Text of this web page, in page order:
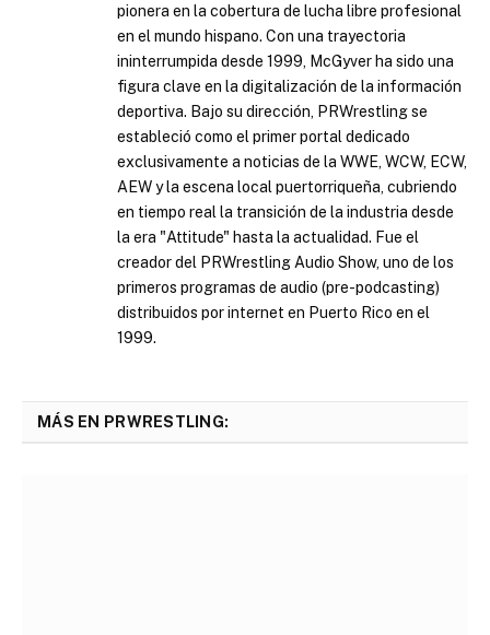
pionera en la cobertura de lucha libre profesional
en el mundo hispano. Con una trayectoria
ininterrumpida desde 1999, McGyver ha sido una
figura clave en la digitalización de la información
deportiva. Bajo su dirección, PRWrestling se
estableció como el primer portal dedicado
exclusivamente a noticias de la WWE, WCW, ECW,
AEW y la escena local puertorriqueña, cubriendo
en tiempo real la transición de la industria desde
la era "Attitude" hasta la actualidad. Fue el
creador del PRWrestling Audio Show, uno de los
primeros programas de audio (pre-podcasting)
distribuidos por internet en Puerto Rico en el
1999.
MÁS EN PRWRESTLING: